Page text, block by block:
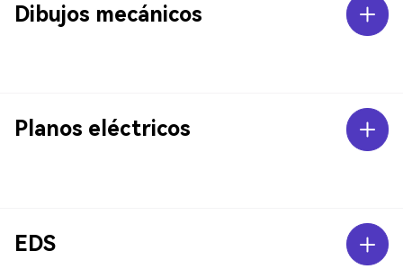
Dibujos mecánicos
Planos eléctricos
EDS